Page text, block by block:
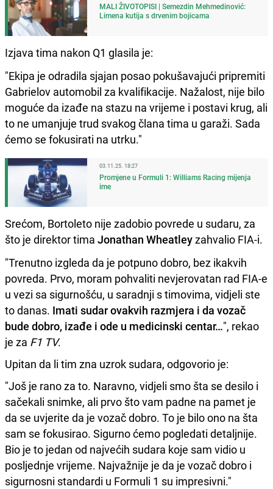
MALI ŽIVOTOPISI | Semezdin Mehmedinović:
Limena kutija s drvenim bojicama
Izjava tima nakon Q1 glasila je:
"Ekipa je odradila sjajan posao pokušavajući pripremiti
Gabrielov automobil za kvalifikacije. Nažalost, nije bilo
moguće da izađe na stazu na vrijeme i postavi krug, ali
to ne umanjuje trud svakog člana tima u garaži. Sada
ćemo se fokusirati na utrku."
03.11.25. 18:27
Promjene u Formuli 1: Williams Racing mijenja
ime
Srećom, Bortoleto nije zadobio povrede u sudaru, za
što je direktor tima Jonathan Wheatleyzahvalio FIA-i.
"Trenutno izgleda da je potpuno dobro, bez ikakvih
povreda. Prvo, moram pohvaliti nevjerovatan rad FIA-e
u vezi sa sigurnošću, u saradnji s timovima, vidjeli ste
to danas. Imati sudar ovakvih razmjera i da vozač
bude dobro, izađe i ode u medicinski centar…", rekao
je za F1 TV.
Upitan da li tim zna uzrok sudara, odgovorio je:
"Još je rano za to. Naravno, vidjeli smo šta se desilo i
sačekali snimke, ali prvo što vam padne na pamet je
da se uvjerite da je vozač dobro. To je bilo ono na šta
sam se fokusirao. Sigurno ćemo pogledati detaljnije.
Bio je to jedan od najvećih sudara koje sam vidio u
posljednje vrijeme. Najvažnije je da je vozač dobro i
sigurnosni standardi u Formuli 1 su impresivni."